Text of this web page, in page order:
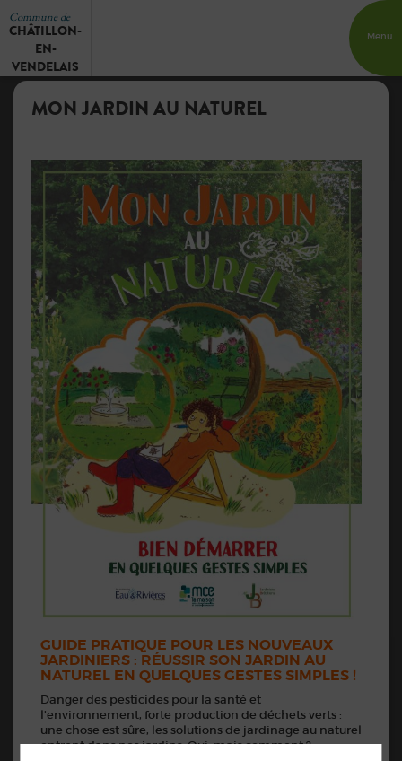
Commune de
CHÂTILLON-
EN-
VENDELAIS
Menu
MON JARDIN AU NATUREL
GUIDE PRATIQUE POUR LES NOUVEAUX
JARDINIERS : RÉUSSIR SON JARDIN AU
NATUREL EN QUELQUES GESTES SIMPLES !
Danger des pesticides pour la santé et
l’environnement, forte production de déchets verts :
une chose est sûre, les solutions de jardinage au naturel
entrent dans nos jardins. Oui, mais comment ?